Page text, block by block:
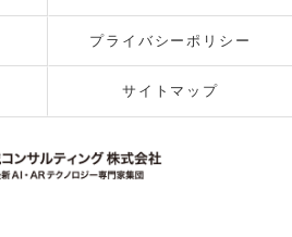
プライバシーポリシー
サイトマップ